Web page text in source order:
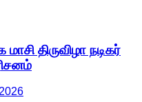
திருவிழா நடிகர்